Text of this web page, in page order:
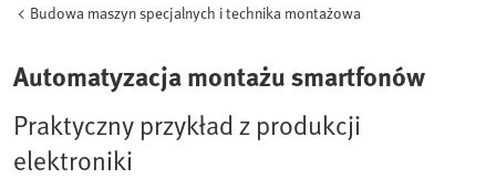
Budowa maszyn specjalnych i technika montażowa
Automatyzacja montażu smartfonów
Praktyczny przykład z produkcji
elektroniki